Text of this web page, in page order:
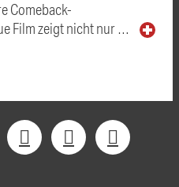
Comeback-
Film zeigt nicht nur …